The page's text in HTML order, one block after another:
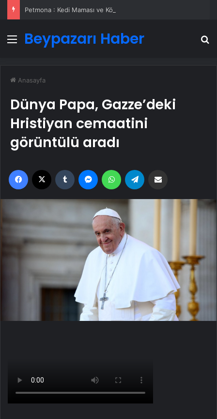
Menü
Beypazarı Haber
Anasayfa
Dünya Papa, Gazze’deki
Hristiyan cemaatini
görüntülü aradı
Facebook Tumblr MessengerWhatsApp